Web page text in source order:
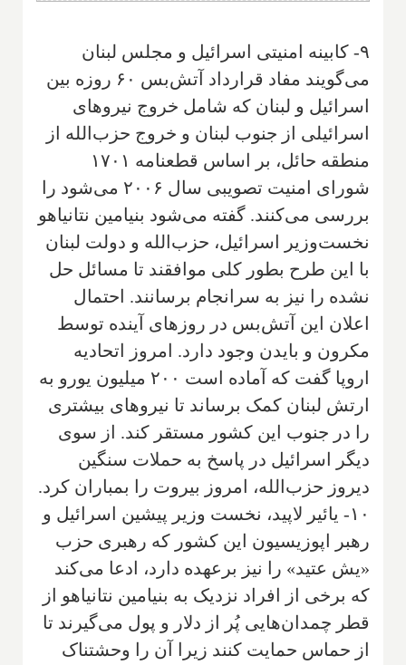
۹- کابینه امنیتی اسرائیل و مجلس لبنان
می‌گویند مفاد قرارداد آتش‌بس ۶۰ روزه بین
اسرائیل و لبنان که شامل خروج نیروهای
اسرائیلی از جنوب لبنان و خروج حزب‌الله از
منطقه حائل، بر اساس قطعنامه ۱۷۰۱
شورای امنیت تصویبی سال ۲۰۰۶ می‌شود را
بررسی می‌کنند. گفته می‌شود بنیامین نتانیاهو
نخست‌وزیر اسرائیل، حزب‌الله و دولت لبنان
با این طرح بطور کلی موافقند تا مسائل حل
نشده را نیز به سرانجام برسانند. احتمال
اعلان این آتش‌بس در روزهای آینده توسط
مکرون و بایدن وجود دارد. امروز اتحادیه
اروپا گفت که آماده است ۲۰۰ میلیون یورو به
ارتش لبنان کمک برساند تا نیروهای بیشتری
را در جنوب این کشور مستقر کند. از سوی
دیگر اسرائیل در پاسخ به حملات سنگین
دیروز حزب‌الله، امروز بیروت را بمباران کرد.
۱۰- یائیر لاپید، نخست وزیر پیشین اسرائیل و
رهبر اپوزیسیون این کشور که رهبری حزب
«یش عتید» را نیز برعهده دارد، ادعا می‌کند
که برخی از افراد نزدیک به بنیامین نتانیاهو از
قطر چمدان‌هایی پُر از دلار و پول می‌گیرند تا
از حماس حمایت کنند زیرا آن را وحشتناک